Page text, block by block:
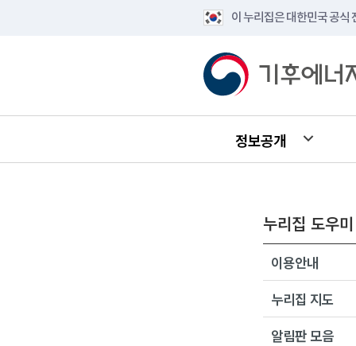
이 누리집은 대한민국 공식
정보공개
누리집 도우미
이용안내
누리집 지도
알림판 모음